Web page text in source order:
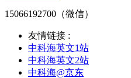
15066192700（微信）
友情链接 :
中科海英文1站
中科海英文2站
中科海@京东